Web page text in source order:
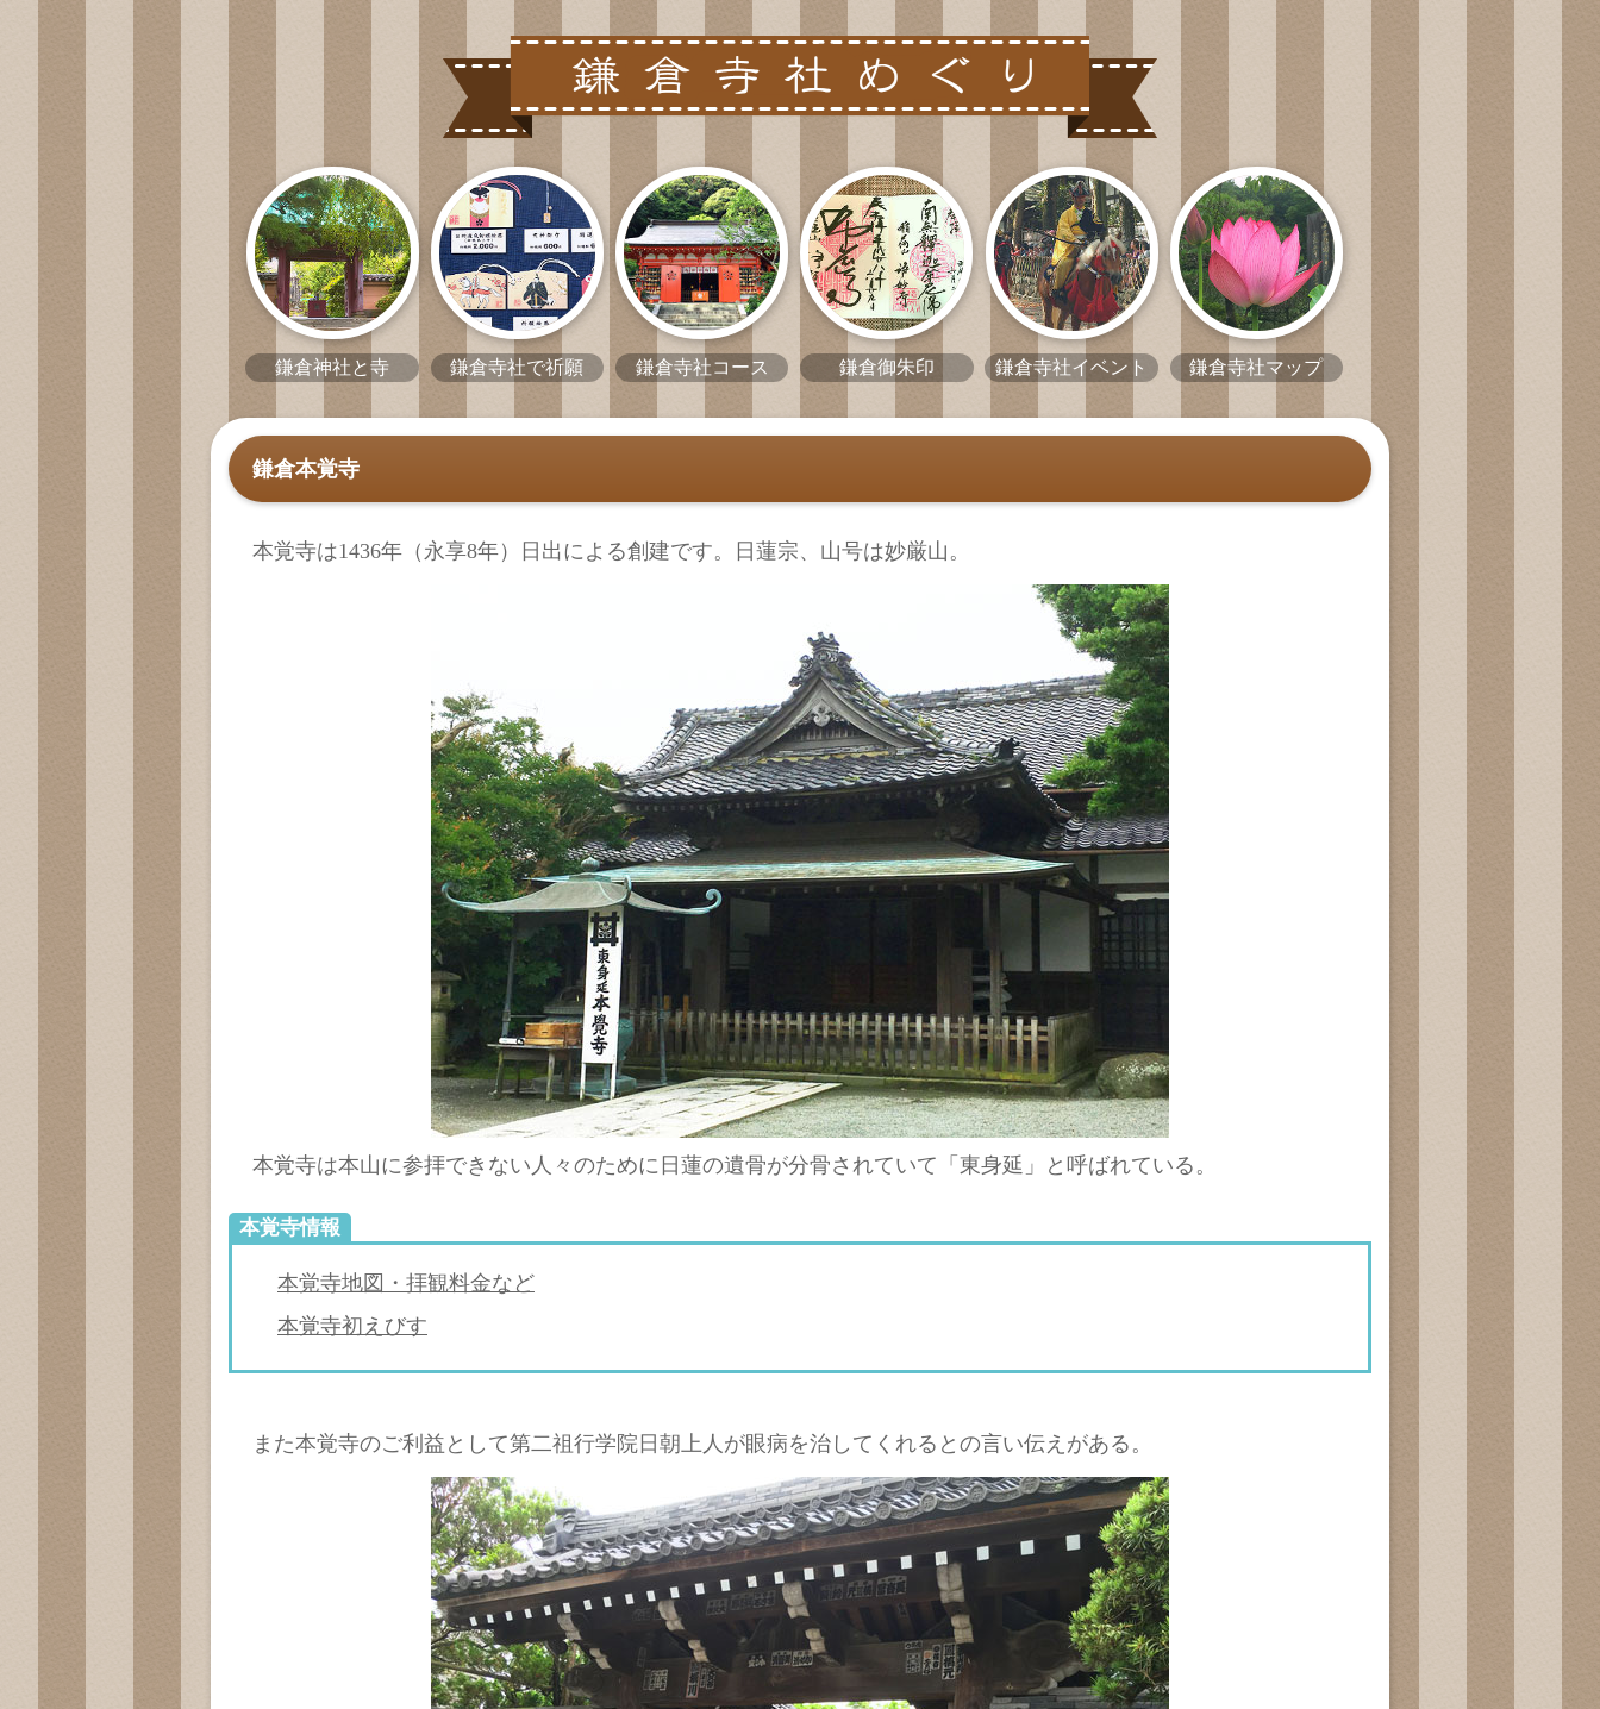
鎌倉神社と寺 鎌倉寺社で祈願 鎌倉寺社コース 鎌倉御朱印 鎌倉寺社イベント 鎌倉寺社マップ
鎌倉本覚寺
本覚寺は1436年（永享8年）日出による創建です。日蓮宗、山号は妙厳山。
本覚寺は本山に参拝できない人々のために日蓮の遺骨が分骨されていて「東身延」と呼ばれている。
本覚寺情報
本覚寺地図・拝観料金など
本覚寺初えびす
また本覚寺のご利益として第二祖行学院日朝上人が眼病を治してくれるとの言い伝えがある。